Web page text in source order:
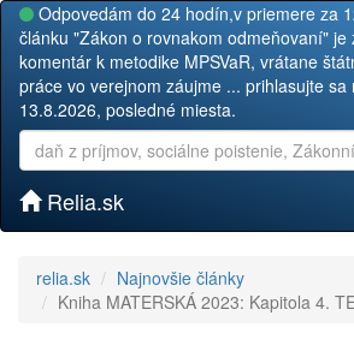
Odpovedám do 24 hodín,v priemere za
článku "Zákon o rovnakom odmeňovaní" je
komentár k metodike MPSVaR, vrátane
práce vo verejnom záujme ... prihlasujte sa
13.8.2026, posledné miesta.
Relia.sk
relia.sk
Najnovšie články
Kniha MATERSKÁ 2023: Kapitola 4.